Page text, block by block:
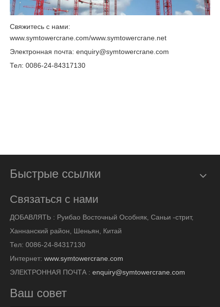
Свяжитесь с нами:
www.symtowercrane.com/www.symtowercrane.net
Электронная почта: enquiry@symtowercrane.com
Тел: 0086-24-84317130
Быстрые ссылки
Связаться с нами
ДОБАВЛЯТЬ : Руибао Восточный Особняк, Саньи -стрит,
Ханнанский район, Шеньян, Китай
Тел: 0086-24-84317130
Интернет: www.symtowercrane.com
ЭЛЕКТРОННАЯ ПОЧТА : enquiry@symtowercrane.com
Ваш совет